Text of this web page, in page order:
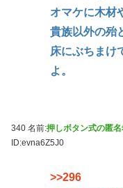
オマケに木材
貴族以外の殆
床にぶちまけ
よ。
340 名前:押しボタン式の匿
ID:evna6Z5J0
>>296